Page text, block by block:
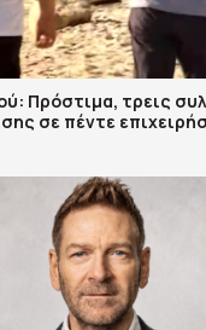
Πρόστιμα, τρεις
σε πέντε